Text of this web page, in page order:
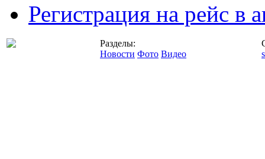
Регистрация на рейс в
Разделы:
Новости Фото Видео